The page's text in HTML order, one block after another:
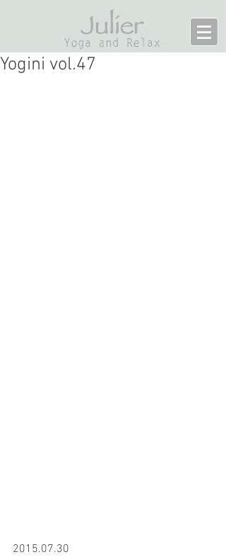
Yogini vol.47
2015.07.30